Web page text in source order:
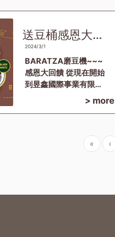
家五星評論
送豆桶感恩大回
饋 BARATZA磨
豆機~~~
2024/3/1
BARATZA磨豆機~~~
感恩大回饋 從現在開始
到昱鑫國際事業有限公
傳填寫評論 就送單份豆
> more
« ‹